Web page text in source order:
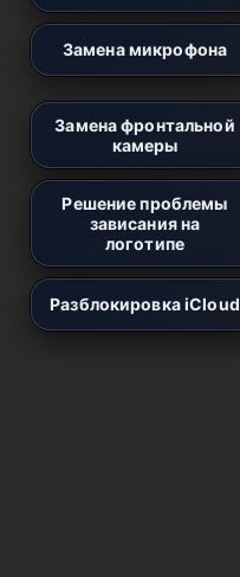
Замена микрофона
Замена фронтальной
камеры
Решение проблемы
зависания на
логотипе
Разблокировка iCloud